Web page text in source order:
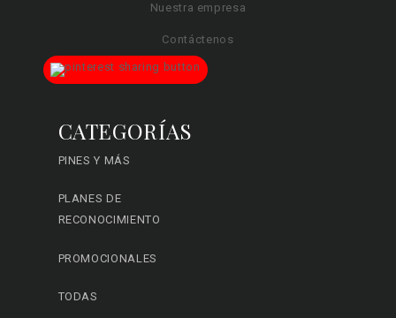
Nuestra empresa
Contáctenos
CATEGORÍAS
PINES Y MÁS
PLANES DE
RECONOCIMIENTO
PROMOCIONALES
TODAS